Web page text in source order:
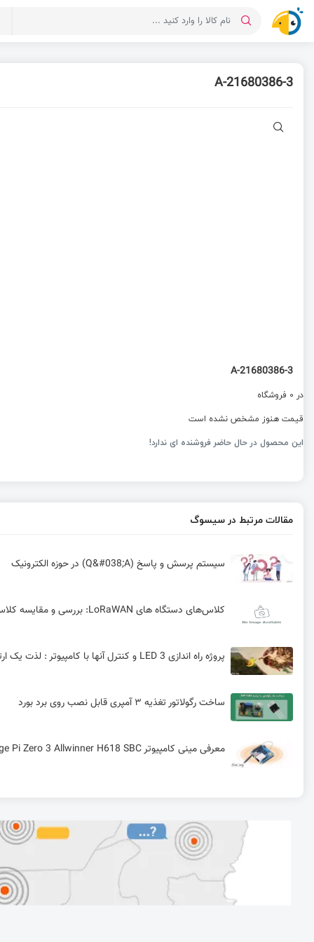
21680386-3-A
21680386-3-A
در 0 فروشگاه
قیمت هنوز مشخص نشده است
این محصول در حال حاضر فروشنده ای ندارد!
مقالات مرتبط در سیسوگ
سیستم پرسش و پاسخ (Q&#038;A) در حوزه الکترونیک
کلاس‌های دستگاه های LoRaWAN: بررسی و مقایسه کلاس A ،B و C
پروژه راه اندازی 3 LED و کنترل آنها با کامپیوتر : لذت یک ارتباط تازه
ساخت رگولاتور تغذیه ۳ آمپری قابل نصب روی برد بورد
معرفی مینی کامپیوتر Orange Pi Zero 3 Allwinner H618 SBC
راه‌اندازی ارتباط USB در STM32 - ارسال داده
انواع indexing آرایه در پایتون